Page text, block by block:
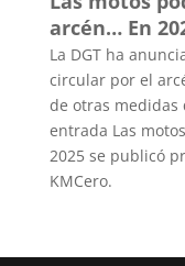
arcén… En
La DGT ha
circular por el
de otras medidas
entrada Las
2025 se publicó
KMCero.